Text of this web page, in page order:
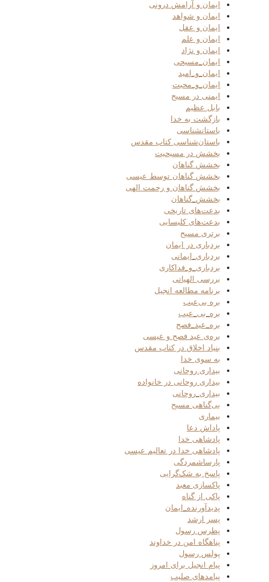
ایمان و آرامش درونی
ایمان و شواهد
ایمان و عقل
ایمان و علم
ایمان و نژاد
ایمان_مسیحی
ایمان_و_امید
ایمان_و_محبت
ایمنی در مسیح
بابل عظیم
بازگشت به خدا
باستانشناسی
باستان‌شناسی کتاب مقدس
بخشش در مسیحیت
بخشش گناهان
بخشش گناهان توسط عیسی
بخشش گناهان و رحمت الهی
بخشش_گناهان
بدعت‌های تاریخی
بدعت‌های کلیسایی
برتری مسیح
بردباری در ایمان
بردباری_ایمانی
بردباری_و_فداکاری
بررسی الهیاتی
برنامه مطالعه انجیل
بره بی‌عیب
بره_بی_عیب
بره_عید_فصح
بره‌ی عید فصح و عیسی
بنیاد اخلاق در کتاب مقدس
به سوی خدا
بیداری روحانی
بیداری روحانی در خانواده
بیداری_روحانی
بی‌گناهی مسیح
بیماری
پاداش دعا
پادشاهی خدا
پادشاهی خدا در تعالیم عیسی
پارساشمردگی
پاسخ به شک‌گرایی
پاکسازی معبد
پاکی از گناه
پدیدآورنده_ایمان
پسر ارشد
پطرس رسول
پناهگاه امن در خداوند
پولس رسول
پیام انجیل برای امروز
پیامدهای صلیب